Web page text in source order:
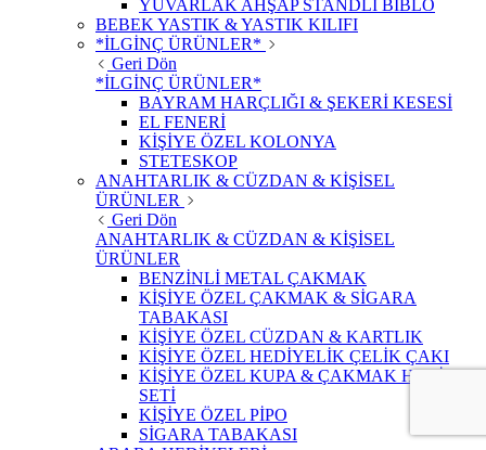
YUVARLAK AHŞAP STANDLI BİBLO
BEBEK YASTIK & YASTIK KILIFI
*İLGİNÇ ÜRÜNLER*
Geri Dön
*İLGİNÇ ÜRÜNLER*
BAYRAM HARÇLIĞI & ŞEKERİ KESESİ
EL FENERİ
KİŞİYE ÖZEL KOLONYA
STETESKOP
ANAHTARLIK & CÜZDAN & KİŞİSEL
ÜRÜNLER
Geri Dön
ANAHTARLIK & CÜZDAN & KİŞİSEL
ÜRÜNLER
BENZİNLİ METAL ÇAKMAK
KİŞİYE ÖZEL ÇAKMAK & SİGARA
TABAKASI
KİŞİYE ÖZEL CÜZDAN & KARTLIK
KİŞİYE ÖZEL HEDİYELİK ÇELİK ÇAKI
KİŞİYE ÖZEL KUPA & ÇAKMAK HEDİYE
SETİ
KİŞİYE ÖZEL PİPO
SİGARA TABAKASI